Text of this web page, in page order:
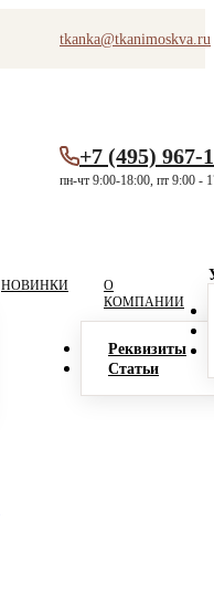
tkanka@tkanimoskva.ru
+7 (495) 967-
пн-чт 9:00-18:00, пт 9:00 -
НОВИНКИ
О
КОМПАНИИ
Реквизиты
Статьи